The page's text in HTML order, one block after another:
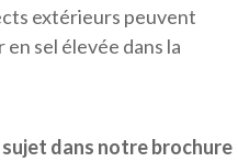
extérieurs peuvent
sel élevée dans la
dans notre brochure